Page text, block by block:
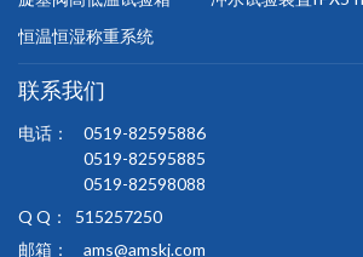
恒温恒湿称重系统
联系我们
电话：
0519-82595886
0519-82595885
0519-82598088
Q Q：
515257250
邮箱：
ams@amskj.com